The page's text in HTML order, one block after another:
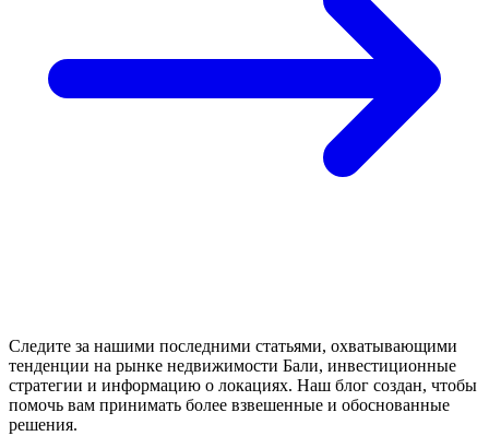
Следите за нашими последними статьями, охватывающими
тенденции на рынке недвижимости Бали, инвестиционные
стратегии и информацию о локациях. Наш блог создан, чтобы
помочь вам принимать более взвешенные и обоснованные
решения.